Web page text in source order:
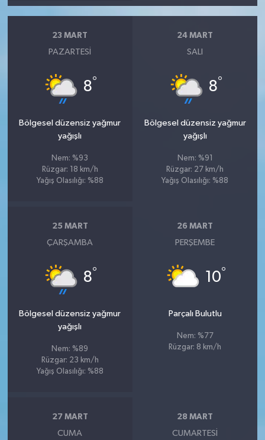
23 MART
PAZARTESI
8°
Bölgesel düzensiz yağmur
yağışlı
Nem: %93
Rüzgar: 18 km/h
Yağış Olasılığı: %88
24 MART
SALI
8°
Bölgesel düzensiz yağmur
yağışlı
Nem: %91
Rüzgar: 27 km/h
Yağış Olasılığı: %88
25 MART
ÇARŞAMBA
8°
Bölgesel düzensiz yağmur
yağışlı
Nem: %89
Rüzgar: 23 km/h
Yağış Olasılığı: %88
26 MART
PERŞEMBE
10°
Parçalı Bulutlu
Nem: %77
Rüzgar: 8 km/h
27 MART
CUMA
28 MART
CUMARTESI